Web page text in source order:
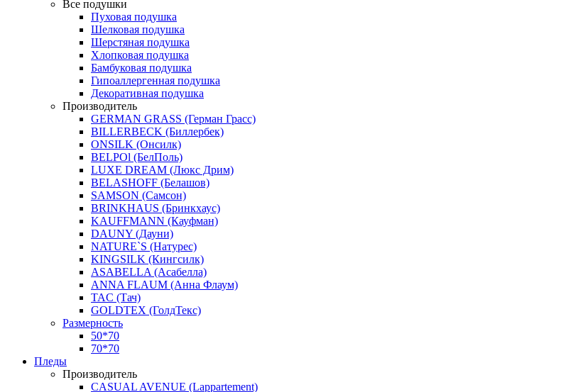
Все подушки
Пуховая подушка
Шелковая подушка
Шерстяная подушка
Хлопковая подушка
Бамбуковая подушка
Гипоаллергенная подушка
Декоративная подушка
Производитель
GERMAN GRASS (Герман Грасс)
BILLERBECK (Биллербек)
ONSILK (Онсилк)
BELPOl (БелПоль)
LUXE DREAM (Люкс Дрим)
BELASHOFF (Белашов)
SAMSON (Самсон)
BRINKHAUS (Бринкхаус)
KAUFFMANN (Кауфман)
DAUNY (Дауни)
NATURE`S (Натурес)
KINGSILK (Кингсилк)
ASABELLA (Асабелла)
ANNA FLAUM (Анна Флаум)
TAC (Тач)
GOLDTEX (ГолдТекс)
Размерность
50*70
70*70
Пледы
Производитель
CASUAL AVENUE (Lappartement)